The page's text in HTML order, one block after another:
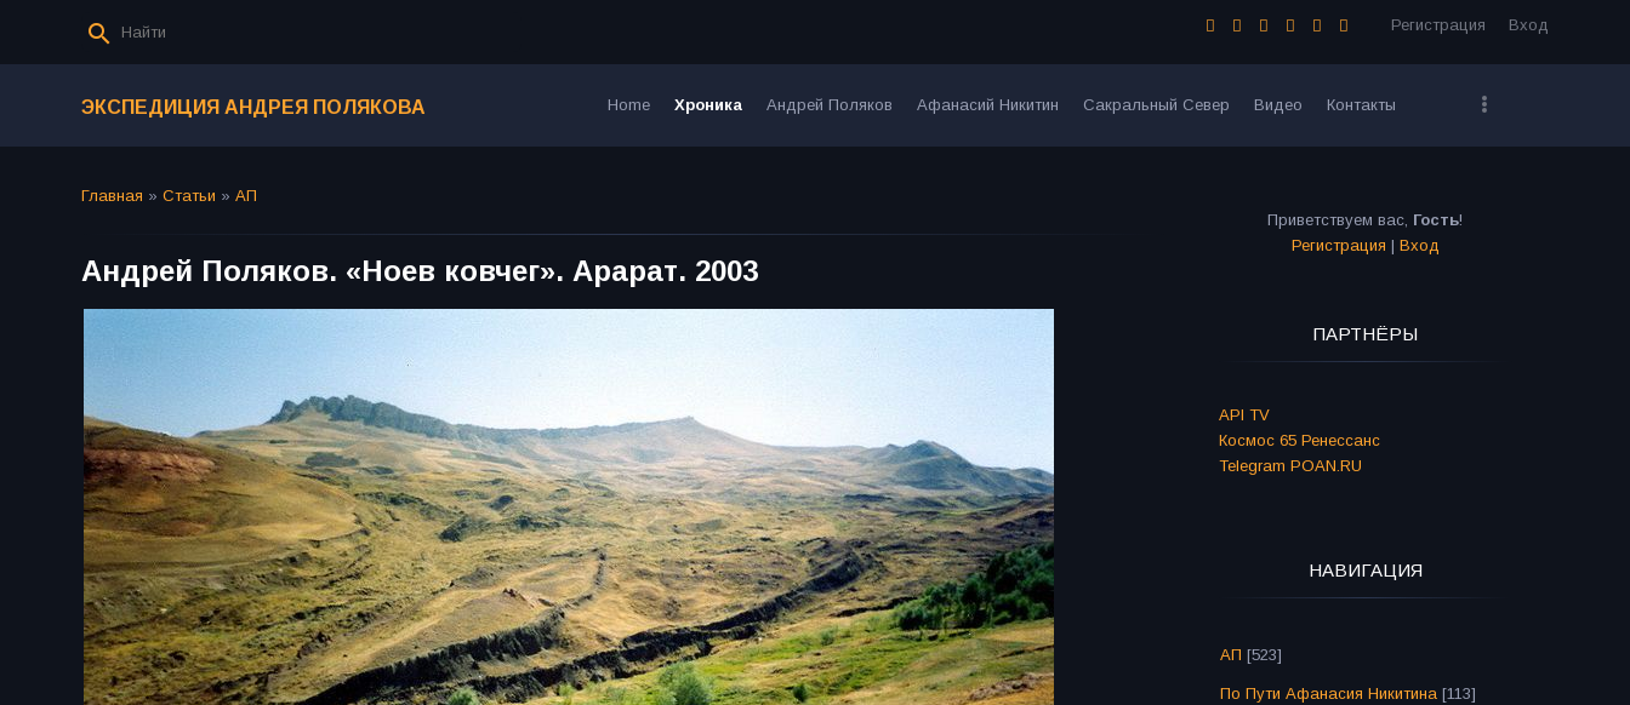
Регистрация Вход
ЭКСПЕДИЦИЯ АНДРЕЯ ПОЛЯКОВА Home Хроника Андрей Поляков Афанасий Никитин Сакральный Север Видео Контакты
Главная » Статьи » АП
Андрей Поляков. «Ноев ковчег». Арарат. 2003
Приветствуем вас, Гость!
Регистрация | Вход
ПАРТНЁРЫ
API TV
Космос 65 Ренессанс
Telegram POAN.RU
НАВИГАЦИЯ
АП [523]
По Пути Афанасия Никитина [113]